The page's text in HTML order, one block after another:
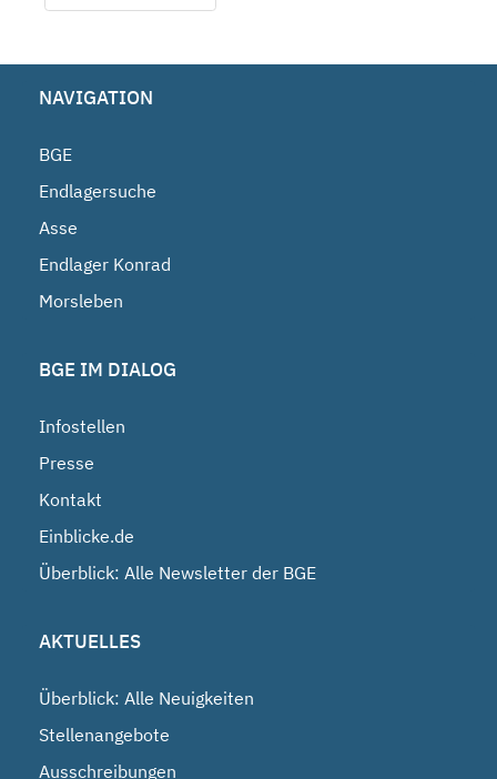
NAVIGATION
BGE
Endlagersuche
Asse
Endlager Konrad
Morsleben
BGE IM DIALOG
Infostellen
Presse
Kontakt
Einblicke.de
Überblick: Alle Newsletter der BGE
AKTUELLES
Überblick: Alle Neuigkeiten
Stellenangebote
Ausschreibungen